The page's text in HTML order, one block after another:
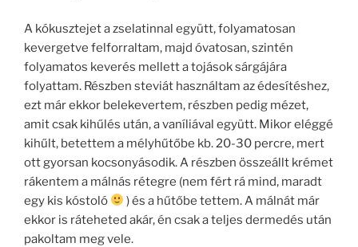
A kókusztejet a zselatinnal együtt, folyamatosan
kevergetve felforraltam, majd óvatosan, szintén
folyamatos keverés mellett a tojások sárgájára
folyattam. Részben steviát használtam az édesítéshez,
ezt már ekkor belekevertem, részben pedig mézet,
amit csak kihűlés után, a vaníliával együtt. Mikor eléggé
kihűlt, betettem a mélyhűtőbe kb. 20-30 percre, mert
ott gyorsan kocsonyásodik. A részben összeállt krémet
rákentem a málnás rétegre (nem fért rá mind, maradt
egy kis kóstoló
) és a hűtőbe tettem. A málnát már
ekkor is ráteheted akár, én csak a teljes dermedés után
pakoltam meg vele.